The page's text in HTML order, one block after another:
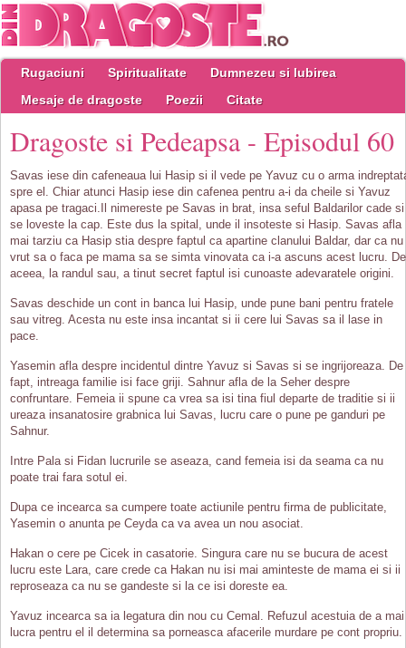
Rugaciuni Spiritualitate
Dumnezeu si Iubirea
Mesaje de dragoste
Poezii Citate
Dragoste si Pedeapsa - Episodul 60
Savas iese din cafeneaua lui Hasip si il vede pe Yavuz cu o arma
spre el. Chiar atunci Hasip iese din cafenea pentru a-i da cheile si Yavuz
apasa pe tragaci.Il nimereste pe Savas in brat, insa seful Baldarilor cade si
se loveste la cap. Este dus la spital, unde il insoteste si Hasip. Savas afla
mai tarziu ca Hasip stia despre faptul ca apartine clanului Baldar, dar ca nu
vrut sa o faca pe mama sa se simta vinovata ca i-a ascuns acest lucru. De
aceea, la randul sau, a tinut secret faptul isi cunoaste adevaratele origini.
Savas deschide un cont in banca lui Hasip, unde pune bani pentru fratele
sau vitreg. Acesta nu este insa incantat si ii cere lui Savas sa il lase in
pace.
Yasemin afla despre incidentul dintre Yavuz si Savas si se ingrijoreaza. De
fapt, intreaga familie isi face griji. Sahnur afla de la Seher despre
confruntare. Femeia ii spune ca vrea sa isi tina fiul departe de traditie si ii
ureaza insanatosire grabnica lui Savas, lucru care o pune pe ganduri pe
Sahnur.
Intre Pala si Fidan lucrurile se aseaza, cand femeia isi da seama ca nu
poate trai fara sotul ei.
Dupa ce incearca sa cumpere toate actiunile pentru firma de publicitate,
Yasemin o anunta pe Ceyda ca va avea un nou asociat.
Hakan o cere pe Cicek in casatorie. Singura care nu se bucura de acest
lucru este Lara, care crede ca Hakan nu isi mai aminteste de mama ei si ii
reproseaza ca nu se gandeste si la ce isi doreste ea.
Yavuz incearca sa ia legatura din nou cu Cemal. Refuzul acestuia de a mai
lucra pentru el il determina sa porneasca afacerile murdare pe cont propriu.